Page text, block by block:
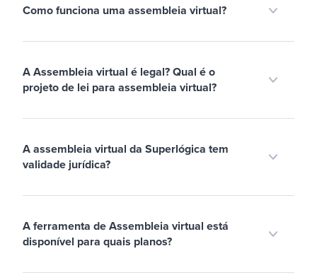
Como funciona uma assembleia virtual?
A Assembleia virtual é legal? Qual é o
projeto de lei para assembleia virtual?
A assembleia virtual da Superlógica tem
validade jurídica?
A ferramenta de Assembleia virtual está
disponível para quais planos?